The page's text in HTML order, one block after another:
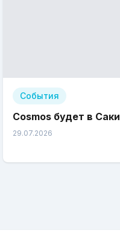
События
Cosmos будет в Саки
29.07.2026